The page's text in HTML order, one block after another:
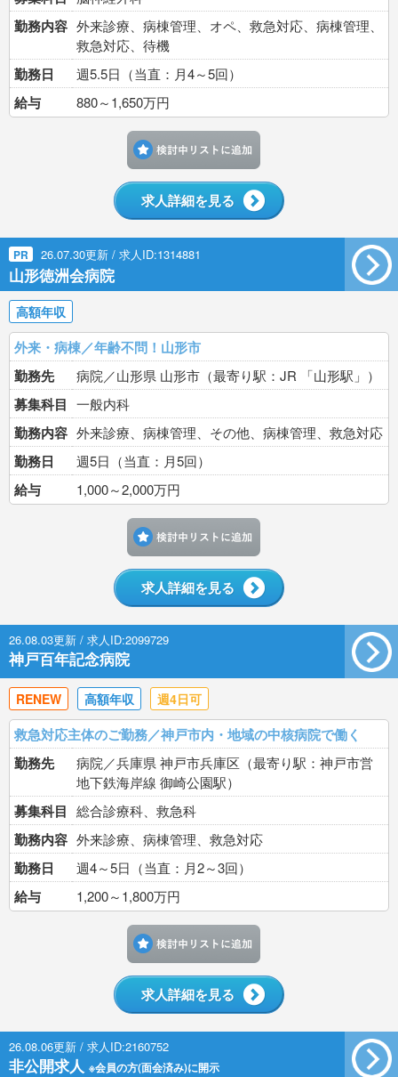
勤務内容 外来診療、病棟管理、オペ、救急対応、病棟管理、
救急対応、待機
勤務日 週5.5日（当直：月4～5回）
給与 880～1,650万円
求人詳細を見る
PR 26.07.30更新 / 求人ID:1314881
山形徳洲会病院
高額年収
外来・病棟／年齢不問！山形市
勤務先
病院／山形県 山形市（最寄り駅：JR 「山形駅」）
募集科目 一般内科
勤務内容 外来診療、病棟管理、その他、病棟管理、救急対応
勤務日 週5日（当直：月5回）
給与 1,000～2,000万円
求人詳細を見る
26.08.03更新 / 求人ID:2099729
神戸百年記念病院
RENEW 高額年収 週4日可
救急対応主体のご勤務／神戸市内・地域の中核病院で働く
勤務先
病院／兵庫県 神戸市兵庫区（最寄り駅：神戸市営
地下鉄海岸線 御崎公園駅）
募集科目 総合診療科、救急科
勤務内容 外来診療、病棟管理、救急対応
勤務日 週4～5日（当直：月2～3回）
給与 1,200～1,800万円
求人詳細を見る
26.08.06更新 / 求人ID:2160752
非公開求人 ※会員の方(面会済み)に開示